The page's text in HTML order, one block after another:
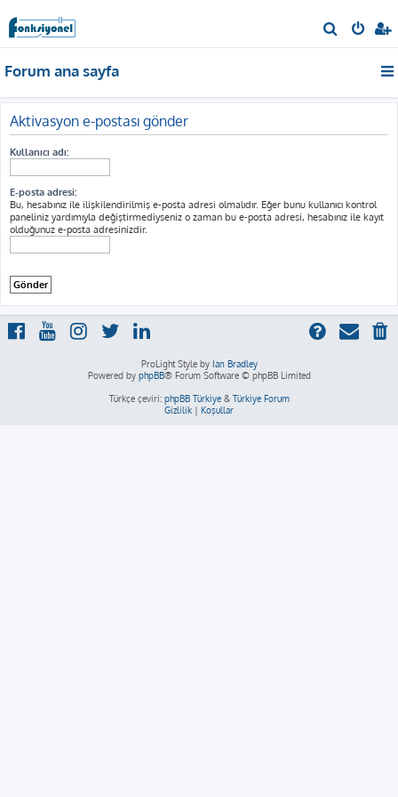
r
Forum ana sayfa
Aktivasyon e-postası gönder
Kullanıcı adı:
E-posta adresi:
Bu, hesabınız ile ilişkilendirilmiş e-posta adresi olmalıdır. Eğer bunu kullanıcı kontrol
paneliniz yardımıyla değiştirmediyseniz o zaman bu e-posta adresi, hesabınız ile kayıt
olduğunuz e-posta adresinizdir.
ProLight Style by Ian Bradley
Powered by phpBB® Forum Software © phpBB Limited
Türkçe çeviri: phpBB Türkiye& Türkiye Forum
Gizlilik | Koşullar